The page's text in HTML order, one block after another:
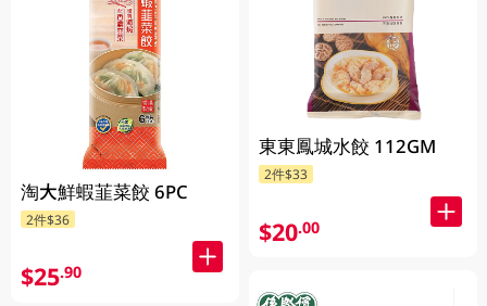
淘大鮮蝦韮菜餃 6PC
2件$36
$25.90
東東鳳城水餃 112GM
2件$33
$20.00